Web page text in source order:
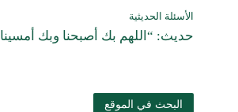
الأسئلة الحديثية
حديث: “اللهم بك أصبحنا وبك
البحث في الموقع